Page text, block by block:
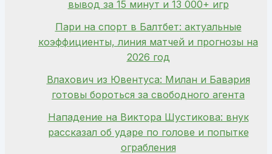
вывод за 15 минут и 13 000+ игр
Пари на спорт в Балтбет: актуальные
коэффициенты, линия матчей и прогнозы на
2026 год
Влахович из Ювентуса: Милан и Бавария
готовы бороться за свободного агента
Нападение на Виктора Шустикова: внук
рассказал об ударе по голове и попытке
ограбления